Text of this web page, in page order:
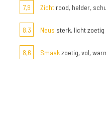
7,9
Zicht rood, helder,
8,3 Neus sterk, licht zoetig
8,6 Smaakzoetig, vol,